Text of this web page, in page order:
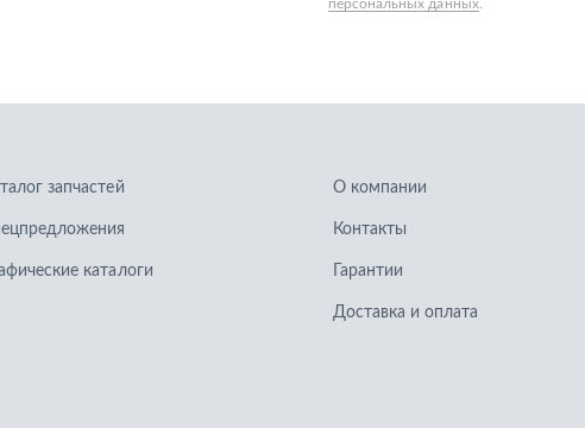
каталоги
Контакты
Гарантии
Доставка и оплата